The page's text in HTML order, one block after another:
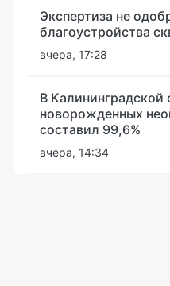
Экспертиза не
благоустройства
вчера, 17:28
В Калининградской
новорожденных
составил 99,6%
вчера, 14:34